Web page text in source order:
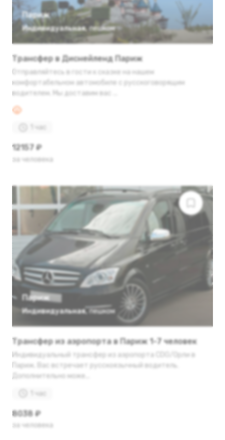
Париж
Индивидуальная, пешком
Трансфер в Диснейленд Париж
Отправляйтесь в гости к сказке на нашем
комфортабельном автомобиле с русскоговорящим
водителем. Мы доставим вас ...
1 час
12157 ₽
за человека
Париж
Индивидуальная, пешком
Трансфер из аэропорта в Париж 1-7 человек
Индивидуальный трансфер из аэропорта CDG/Орли в
Париж. Вас встречает русскоязычный водитель.
Дополнительно може...
1 час
8038 ₽
за человека